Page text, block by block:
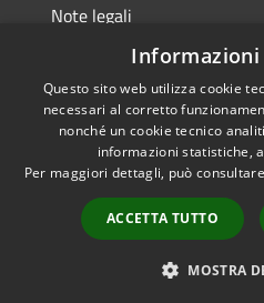
Note legali
Dichiarazione di accessibilità
RSS
Accessibilità
Informazioni
Questo sito web utilizza cookie
necessari al corretto
nonché un cookie tecnico
informazioni statistiche,
Per maggiori dettagli, può
ACCETTA TUTTO
MOSTRA